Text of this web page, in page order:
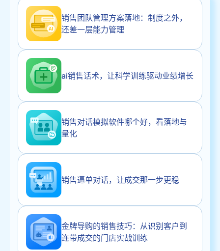
销售团队管理方案落地：制度之外，
还差一层能力管理
ai销售话术，让科学训练驱动业绩增长
销售对话模拟软件哪个好，看落地与
量化
销售逼单对话，让成交那一步更稳
金牌导购的销售技巧：从识别客户到
连带成交的门店实战训练